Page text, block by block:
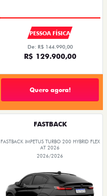
PESSOA FÍSICA
De: R$ 144.990,00
R$ 129.900,00
Quero agora!
FASTBACK
FASTBACK IMPETUS TURBO 200 HYBRID FLEX
AT 2026
2026/2026